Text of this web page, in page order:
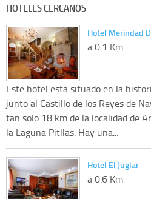
HOTELES CERCANOS
Hotel Merindad
a 0.1 Km
Este hotel esta situado en la
junto al Castillo de los Reyes de
tan solo 18 km de la localidad de
la Laguna Pitllas. Hay una...
Hotel El Juglar
a 0.6 Km